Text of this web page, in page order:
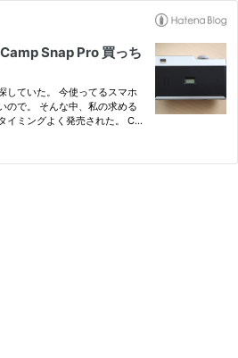
Snap Pro 買っち
していた。 今使ってるスマホ
ので。 そんな中、私の求める
イミングよく発売された。 Ca